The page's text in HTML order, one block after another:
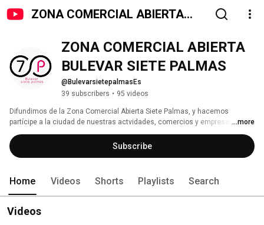
ZONA COMERCIAL ABIERTA
ZONA COMERCIAL ABIERTA
BULEVAR SIETE PALMAS
@BulevarsietepalmasEs
39 subscribers • 95 videos
Difundimos de la Zona Comercial Abierta Siete Palmas, y hacemos
partícipe a la ciudad de nuestras actvidades, comercios y empresas. ...more
Subscribe
Home Videos Shorts Playlists Search
Videos